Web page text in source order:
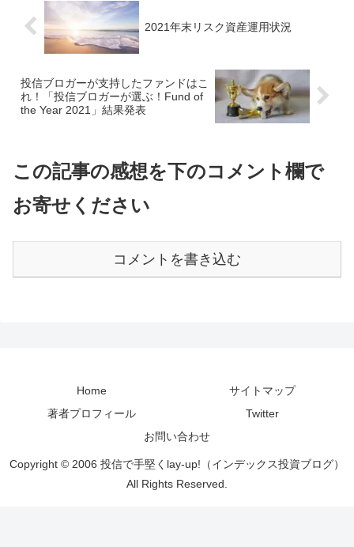
2021年末リスク資産運用状況
投信ブロガーが支持したファンドはこ
れ！「投信ブロガーが選ぶ！Fund of
the Year 2021」結果発表
この記事の感想を下のコメント欄で
お寄せください
コメントを書き込む
Home
サイトマップ
著者プロフィール
Twitter
お問い合わせ
Copyright © 2006 投信で手堅くlay-up!（インデックス投資ブログ）
All Rights Reserved.